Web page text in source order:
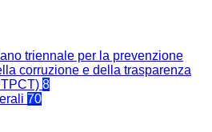
triennale per la prevenzione
corruzione e della trasparenza
8
70